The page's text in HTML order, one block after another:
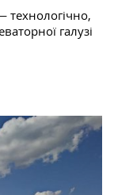
технологічно,
галузі